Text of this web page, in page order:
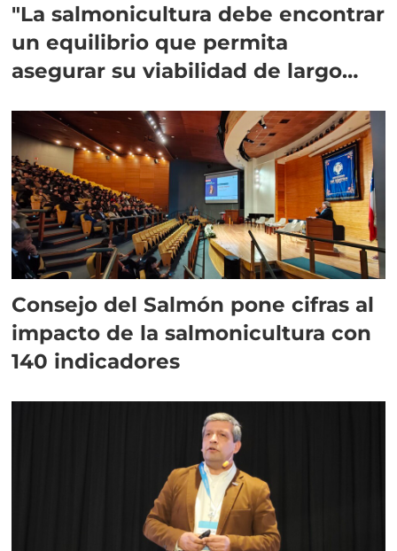
"La salmonicultura debe encontrar
un equilibrio que permita
asegurar su viabilidad de largo
Consejo del Salmón pone cifras al
impacto de la salmonicultura con
140 indicadores